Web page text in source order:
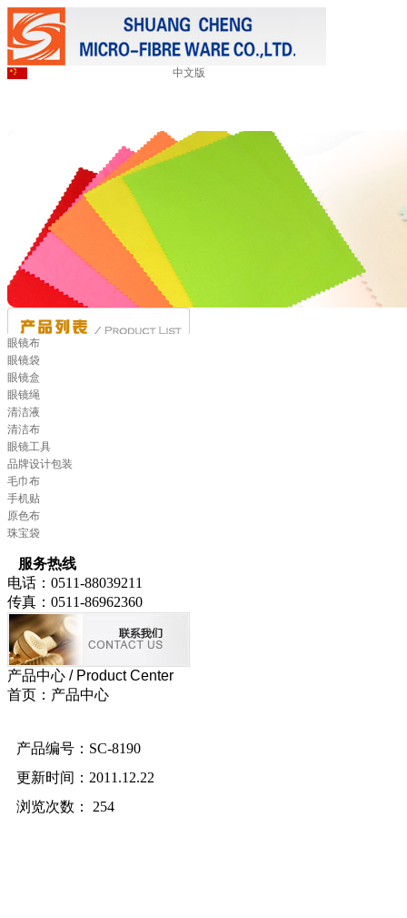
中文版
眼镜布
眼镜袋
眼镜盒
眼镜绳
清洁液
清洁布
眼镜工具
品牌设计包装
毛巾布
手机贴
原色布
珠宝袋
服务热线
电话：0511-88039211
传真：0511-86962360
产品中心 / Product Center
首页：产品中心
产品编号：SC-8190
更新时间：2011.12.22
浏览次数： 254